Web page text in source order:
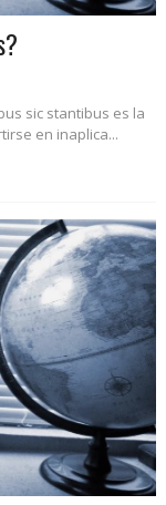
sic stantibus es la
en inaplica...